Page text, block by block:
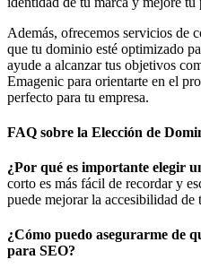
Además, ofrecemos servicios de
que tu dominio esté optimizado
ayude a alcanzar tus objetivos
Emagenic para orientarte en el
perfecto para tu empresa.
FAQ sobre la Elección de
¿Por qué es importante elegir
corto es más fácil de recordar y
puede mejorar la accesibilidad de
¿Cómo puedo asegurarme de
para SEO?